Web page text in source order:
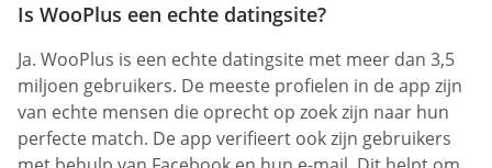
Is WooPlus een echte datingsite?
Ja. WooPlus is een echte datingsite met meer dan 3,5
miljoen gebruikers. De meeste profielen in de app zijn
van echte mensen die oprecht op zoek zijn naar hun
perfecte match. De app verifieert ook zijn gebruikers